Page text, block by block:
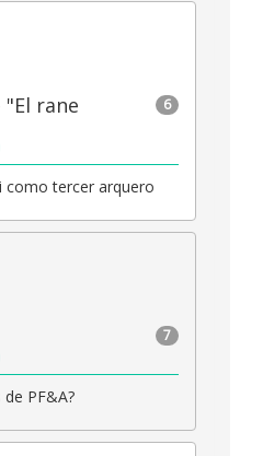
6
"El rane
como tercer arquero
7
PF&A?